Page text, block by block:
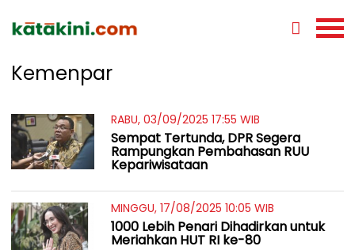
Kemenpar
RABU, 03/09/2025 17:55 WIB
Sempat Tertunda, DPR Segera
Rampungkan Pembahasan RUU
Kepariwisataan
MINGGU, 17/08/2025 10:05 WIB
1000 Lebih Penari Dihadirkan untuk
Meriahkan HUT RI ke-80